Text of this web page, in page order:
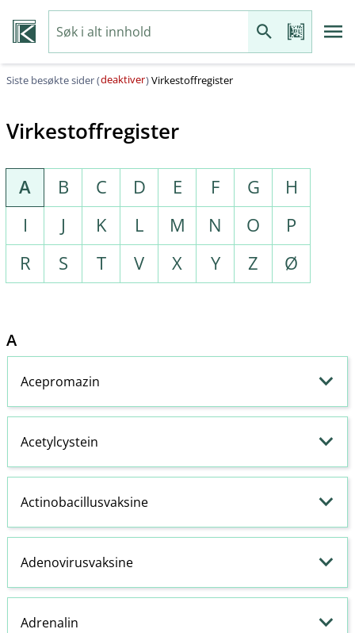
Siste besøkte sider (deaktiver)Virkestoffregister
Virkestoffregister
A B C D E F G
H
I
J K L M N O
P
R
S T V X Y Z Ø
A
Acepromazin
Acetylcystein
Actinobacillusvaksine
Adenovirusvaksine
Adrenalin